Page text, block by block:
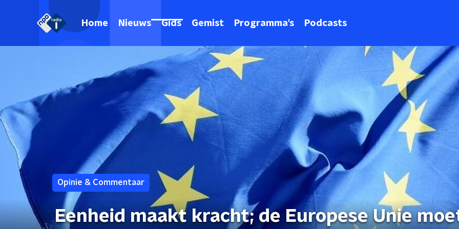
Home Nieuws Gids Gemist Programma's Podcasts
Opinie & Commentaar
Eenheid maakt kracht; de Europese Unie